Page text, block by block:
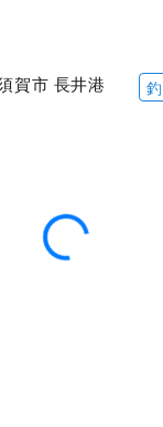
賀市 長井港